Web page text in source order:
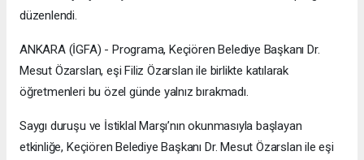
düzenlendi.
ANKARA (İGFA) - Programa, Keçiören Belediye Başkanı Dr.
Mesut Özarslan, eşi Filiz Özarslan ile birlikte katılarak
öğretmenleri bu özel günde yalnız bırakmadı.
Saygı duruşu ve İstiklal Marşı’nın okunmasıyla başlayan
etkinliğe, Keçiören Belediye Başkanı Dr. Mesut Özarslan ile eşi